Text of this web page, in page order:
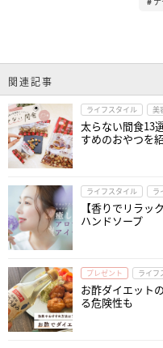
関連記事
ライフスタイル 美
太らない間食13
すめのおやつを
ライフスタイル ラ
【香りでリラッ
ハンドソープ
プレゼント ライフ
お酢ダイエット
る危険性も